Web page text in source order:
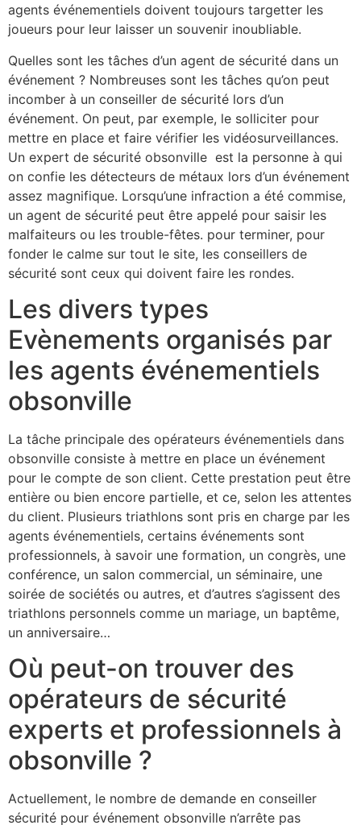
agents événementiels doivent toujours targetter les
joueurs pour leur laisser un souvenir inoubliable.
Quelles sont les tâches d’un agent de sécurité dans un
événement ? Nombreuses sont les tâches qu’on peut
incomber à un conseiller de sécurité lors d’un
événement. On peut, par exemple, le solliciter pour
mettre en place et faire vérifier les vidéosurveillances.
Un expert de sécurité obsonville est la personne à qui
on confie les détecteurs de métaux lors d’un événement
assez magnifique. Lorsqu’une infraction a été commise,
un agent de sécurité peut être appelé pour saisir les
malfaiteurs ou les trouble-fêtes. pour terminer, pour
fonder le calme sur tout le site, les conseillers de
sécurité sont ceux qui doivent faire les rondes.
Les divers types
Evènements organisés par
les agents événementiels
obsonville
La tâche principale des opérateurs événementiels dans
obsonville consiste à mettre en place un événement
pour le compte de son client. Cette prestation peut être
entière ou bien encore partielle, et ce, selon les attentes
du client. Plusieurs triathlons sont pris en charge par les
agents événementiels, certains événements sont
professionnels, à savoir une formation, un congrès, une
conférence, un salon commercial, un séminaire, une
soirée de sociétés ou autres, et d’autres s’agissent des
triathlons personnels comme un mariage, un baptême,
un anniversaire…
Où peut-on trouver des
opérateurs de sécurité
experts et professionnels à
obsonville ?
Actuellement, le nombre de demande en conseiller
sécurité pour événement obsonville n’arrête pas